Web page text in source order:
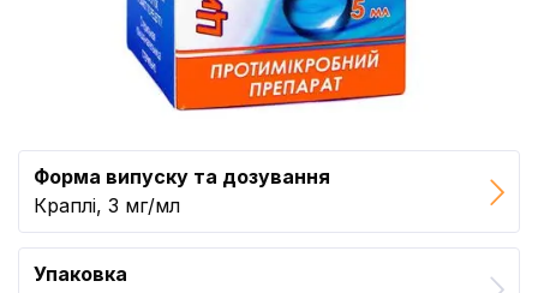
Форма випуску та дозування
Краплі, 3 мг/мл
Упаковка